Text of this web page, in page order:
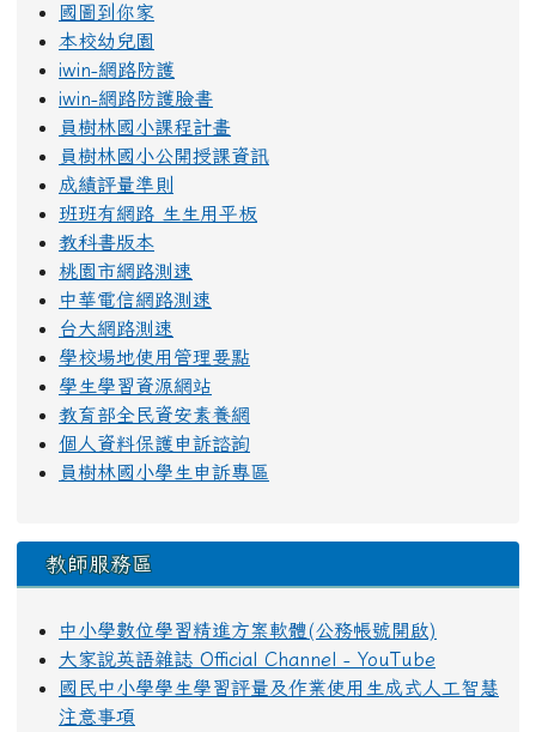
國圖到你家
本校幼兒園
iwin-網路防護
iwin-網路防護臉書
員樹林國小課程計畫
員樹林國小公開授課資訊
成績評量準則
班班有網路 生生用平板
教科書版本
桃園市網路測速
中華電信網路測速
台大網路測速
學校場地使用管理要點
學生學習資源網站
教育部全民資安素養網
個人資料保護申訴諮詢
員樹林國小學生申訴專區
教師服務區
中小學數位學習精進方案軟體(公務帳號開啟)
大家說英語雜誌 Official Channel - YouTube
國民中小學學生學習評量及作業使用生成式人工智慧
注意事項